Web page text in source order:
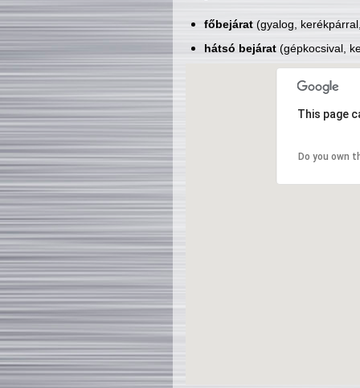
főbejárat(gyalog,
hátsó bejárat(gépkocsival,
This page
Do you own